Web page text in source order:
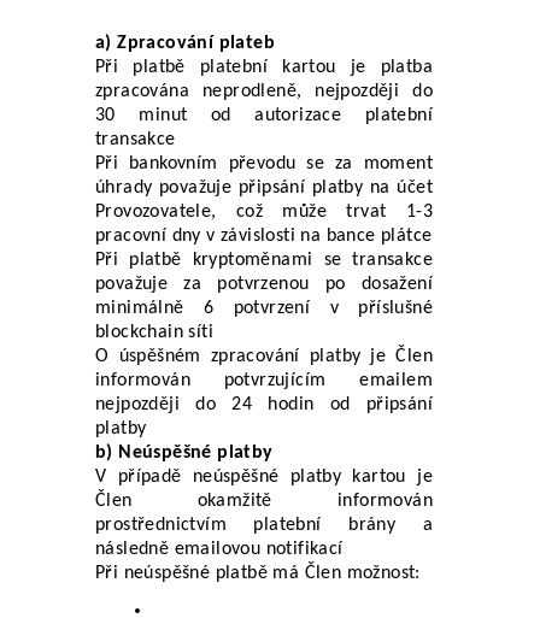
a) Zpracování plateb
Při platbě platební kartou je platba
zpracována neprodleně, nejpozději do
30 minut od autorizace platební
transakce
Při bankovním převodu se za moment
úhrady považuje připsání platby na účet
Provozovatele, což může trvat 1-3
pracovní dny v závislosti na bance plátce
Při platbě kryptoměnami se transakce
považuje za potvrzenou po dosažení
minimálně 6 potvrzení v příslušné
blockchain síti
O úspěšném zpracování platby je Člen
informován potvrzujícím emailem
nejpozději do 24 hodin od připsání
platby
b) Neúspěšné platby
V případě neúspěšné platby kartou je
Člen okamžitě informován
prostřednictvím platební brány a
následně emailovou notifikací
Při neúspěšné platbě má Člen možnost: